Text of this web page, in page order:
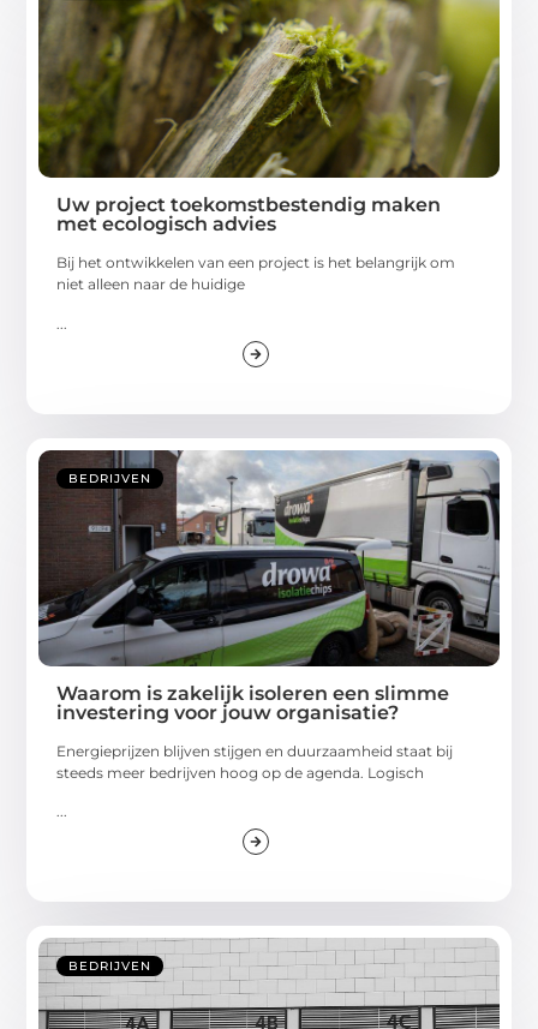
Uw project toekomstbestendig maken
met ecologisch advies
Bij het ontwikkelen van een project is het belangrijk om
niet alleen naar de huidige
BEDRIJVEN
Waarom is zakelijk isoleren een slimme
investering voor jouw organisatie?
Energieprijzen blijven stijgen en duurzaamheid staat bij
steeds meer bedrijven hoog op de agenda. Logisch
...
BEDRIJVEN